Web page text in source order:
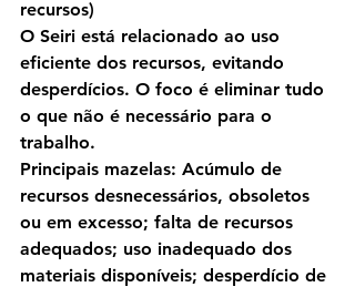
recursos)
O Seiri está relacionado ao uso
eficiente dos recursos, evitando
desperdícios. O foco é eliminar tudo
o que não é necessário para o
trabalho.
Principais mazelas: Acúmulo de
recursos desnecessários, obsoletos
ou em excesso; falta de recursos
adequados; uso inadequado dos
materiais disponíveis; desperdício de